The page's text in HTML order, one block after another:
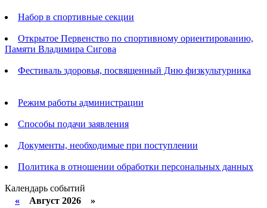
Набор в спортивные секции
Открытое Первенство по спортивному ориентированию,
Памяти Владимира Сигова
Фестиваль здоровья, посвященный Дню физкультурника
Режим работы администрации
Способы подачи заявления
Документы, необходимые при поступлении
Политика в отношении обработки персональных данных
Календарь событий
« Август 2026 »